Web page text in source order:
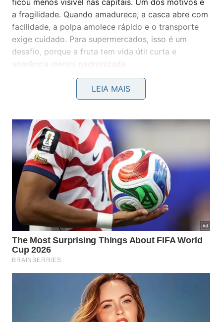
ficou menos visível nas capitais. Um dos motivos é
a fragilidade. Quando amadurece, a casca abre com
facilidade, a polpa amolece rápido e o transporte
exige cuidado. Para supermercados, isso é um
desafio, porque a fruta tem vida útil curta e
aparência menos padronizada.
Alguns fatores explicam esse esquecimento nas
grandes cidades:
A casca marcada pode parecer estranha para
quem não conhece.
As sementes exigem consumo mais lento,
LEIA MAIS